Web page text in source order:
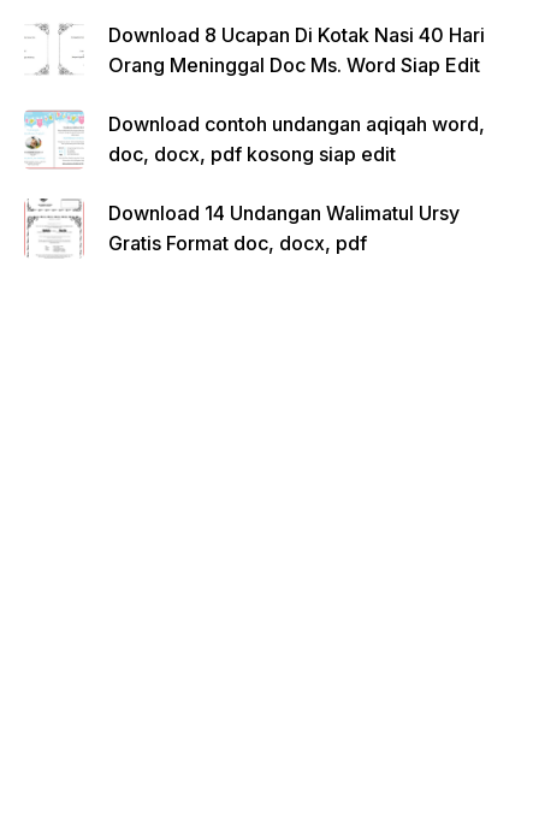
Download 8 Ucapan Di Kotak Nasi 40 Hari
Orang Meninggal Doc Ms. Word Siap Edit
Download contoh undangan aqiqah word,
doc, docx, pdf kosong siap edit
Download 14 Undangan Walimatul Ursy
Gratis Format doc, docx, pdf